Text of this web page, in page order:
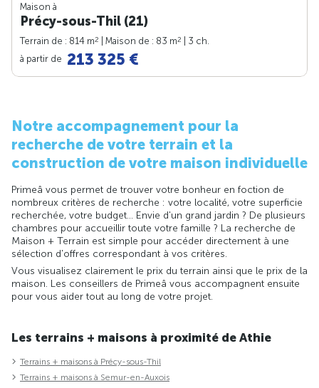
Maison à
Précy-sous-Thil (21)
Terrain de : 814 m2 | Maison de : 83 m2
| 3 ch.
à partir de 213 325 €
Notre accompagnement pour la
recherche de votre terrain et la
construction de votre maison individuelle
Primeâ vous permet de trouver votre bonheur en foction de
nombreux critères de recherche : votre localité, votre superficie
recherchée, votre budget... Envie d'un grand jardin ? De plusieurs
chambres pour accueillir toute votre famille ? La recherche de
Maison + Terrain est simple pour accéder directement à une
sélection d'offres correspondant à vos critères.
Vous visualisez clairement le prix du terrain ainsi que le prix de la
maison. Les conseillers de Primeâ vous accompagnent ensuite
pour vous aider tout au long de votre projet.
Les terrains + maisons à proximité de Athie
Terrains + maisons à Précy-sous-Thil
Terrains + maisons à Semur-en-Auxois